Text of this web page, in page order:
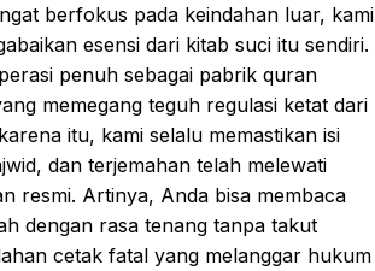
berfokus pada keindahan luar, kami
esensi dari kitab suci itu sendiri.
penuh sebagai pabrik quran
memegang teguh regulasi ketat dari
itu, kami selalu memastikan isi
dan terjemahan telah melewati
resmi. Artinya, Anda bisa membaca
dengan rasa tenang tanpa takut
cetak fatal yang melanggar hukum